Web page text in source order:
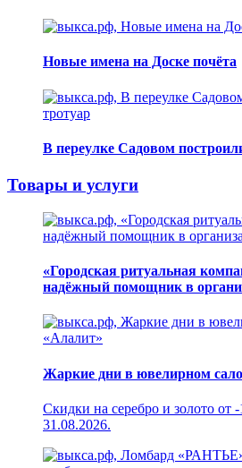
Новые имена на Доске почёта
В переулке Садовом
Товары и услуги
«Городская ритуальная
надёжный помощник в
Жаркие дни в ювелирном
Скидки на серебро и золото от
31.08.2026.